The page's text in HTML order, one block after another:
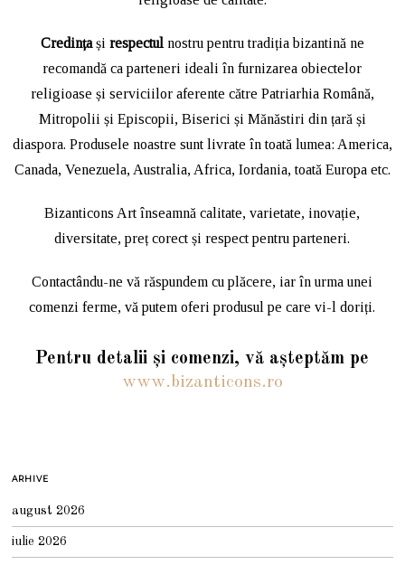
Credințași respectul nostru pentru tradiția bizantină ne
recomandă ca parteneri ideali în furnizarea obiectelor
religioase și serviciilor aferente către Patriarhia Română,
Mitropolii și Episcopii, Biserici și Mănăstiri din țară și
diaspora. Produsele noastre sunt livrate în toată lumea: America,
Canada, Venezuela, Australia, Africa, Iordania, toată Europa etc.
Bizanticons Art înseamnă calitate, varietate, inovație,
diversitate, preț corect și respect pentru parteneri.
Contactându-ne vă răspundem cu plăcere, iar în urma unei
comenzi ferme, vă putem oferi produsul pe care vi-l doriți.
Pentru detalii și comenzi, vă așteptăm pe
www.bizanticons.ro
ARHIVE
august 2026
iulie 2026